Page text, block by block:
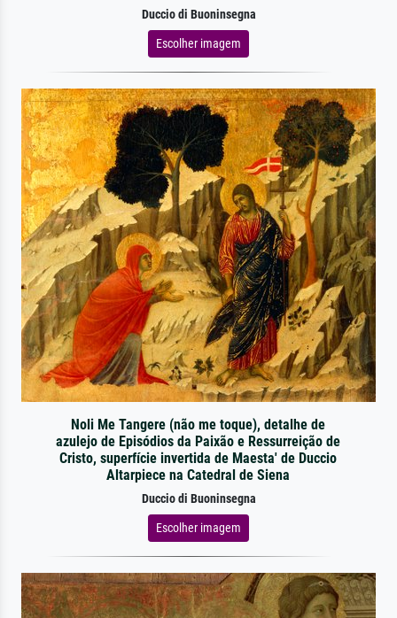
Duccio di Buoninsegna
Escolher imagem
Noli Me Tangere (não me toque), detalhe de
azulejo de Episódios da Paixão e Ressurreição de
Cristo, superfície invertida de Maesta' de Duccio
Altarpiece na Catedral de Siena
Duccio di Buoninsegna
Escolher imagem